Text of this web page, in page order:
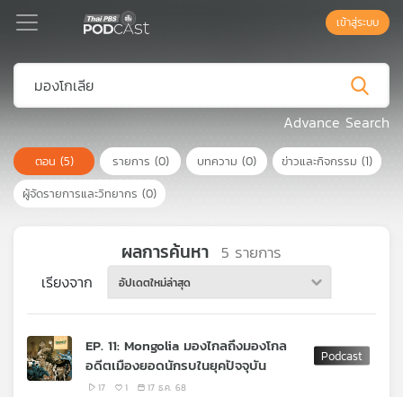
Podcast
เพล
ย์
ลิ
เพล
สต์
เข้าสู่ระบบ
Advance Search
ตอน (5) รายการ (0) บทความ (0) ข่าวและกิจกรรม (1)
ผู้จัดรายการและวิทยากร (0)
ผลการค้นหา 5 รายการ
เรียงจาก อัปเดตใหม่ล่าสุด
EP. 11: Mongolia มองไกลถึงมองโกล
อดีตเมืองยอดนักรบในยุคปัจจุบัน
17 1 17 ธ.ค. 68